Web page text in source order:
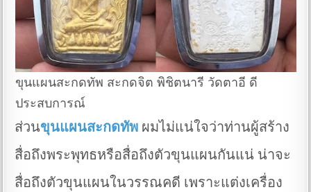
ขุนแผนสะกดทัพ สะกดจิต พิชิตนารี วัดตาอี ดี
ประสบการณ์
ส่วนขุนแผนสะกดทัพ ผมไม่แน่ใจว่าท่านผู้สร้าง
สื่อถึงพระพุทธหรือสื่อถึงตัวขุนแผนกันแน่ น่าจะ
สื่อถึงตัวขุนแผนในวรรณคดี เพราะแต่งเครื่อง